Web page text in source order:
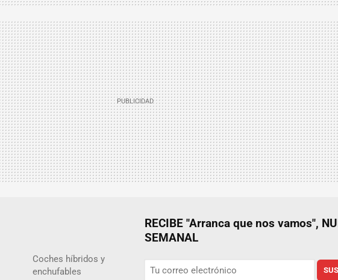
RECIBE "Arranca que nos vamos",
SEMANAL
Coches híbridos y
enchufables